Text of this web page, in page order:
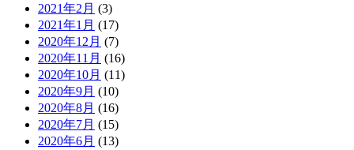
2021年2月 (3)
2021年1月 (17)
2020年12月 (7)
2020年11月 (16)
2020年10月 (11)
2020年9月 (10)
2020年8月 (16)
2020年7月 (15)
2020年6月 (13)